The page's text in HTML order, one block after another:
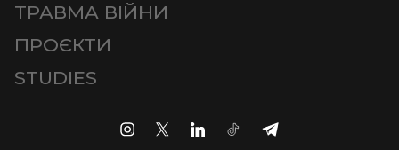
ТРАВМА ВІЙНИ
ПРОЄКТИ
STUDIES